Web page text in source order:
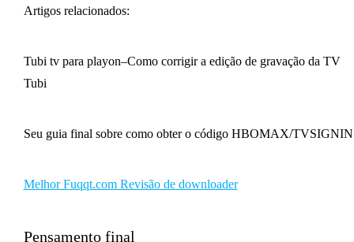
Artigos relacionados:
Tubi tv para playon–Como corrigir a edição de gravação da TV
Tubi
Seu guia final sobre como obter o código HBOMAX/TVSIGNIN
Melhor Fuqqt.com Revisão de downloader
Pensamento final